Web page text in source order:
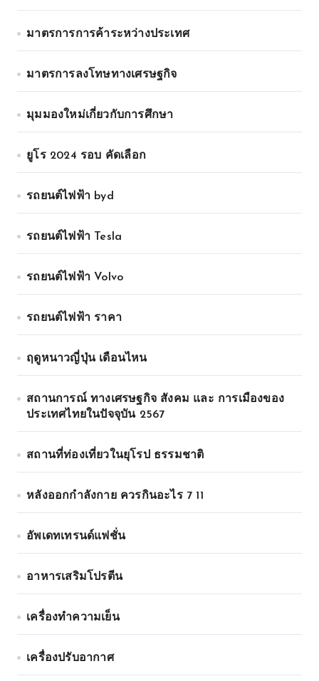
มาตรการการค้าระหว่างประเทศ
มาตรการลงโทษทางเศรษฐกิจ
มุมมองใหม่เกี่ยวกับการศึกษา
ยูโร 2024 รอบ คัดเลือก
รถยนต์ไฟฟ้า byd
รถยนต์ไฟฟ้า Tesla
รถยนต์ไฟฟ้า Volvo
รถยนต์ไฟฟ้า ราคา
ฤดูหนาวญี่ปุ่น เดือนไหน
สถานการณ์ ทางเศรษฐกิจ สังคม และ การเมืองของ
ประเทศไทยในปัจจุบัน 2567
สถานที่ท่องเที่ยวในยุโรป ธรรมชาติ
หลังออกกําลังกาย ควรกินอะไร 7 11
อัพเดทเทรนด์แฟชั่น
อาหารเสริมโปรตีน
เครื่องทำความเย็น
เครื่องปรับอากาศ